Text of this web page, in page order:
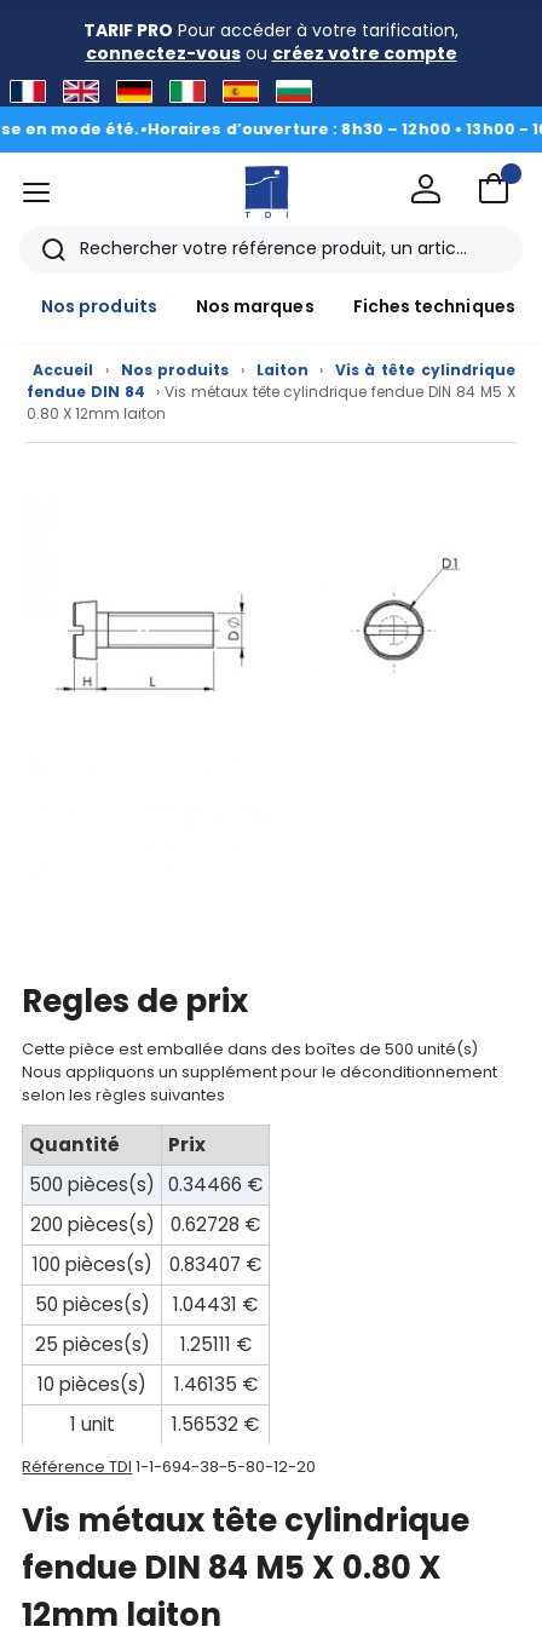
TARIF PRO Pour accéder à votre tarification,
connectez-vousou créez votre compte
mode été.•Horaires d’ouverture : 8h30 – 12h00 • 13h00 - 16h30|
Nos
produits
Documentations
Mon
compte
Mon
panier
Contact
menu
Rechercher
Nos produits
Nos marques Fiches techniques
Accueil › Nos produits › Laiton › Vis à tête cylindrique
fendue DIN 84
› Vis métaux tête cylindrique fendue DIN 84 M5 X
0.80 X 12mm laiton
Regles de prix
Cette pièce est emballée dans des boîtes de 500 unité(s)
Nous appliquons un supplément pour le déconditionnement
selon les règles suivantes
Quantité
Prix
500 pièces(s)
0.34466 €
200 pièces(s)
0.62728 €
100 pièces(s)
0.83407 €
50 pièces(s)
1.04431 €
25 pièces(s)
1.25111 €
10 pièces(s)
1.46135 €
1 unit
1.56532 €
Référence TDI 1-1-694-38-5-80-12-20
Vis métaux tête cylindrique
fendue DIN 84 M5 X 0.80 X
12mm laiton